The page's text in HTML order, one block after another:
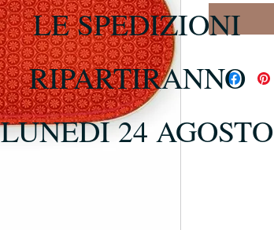
LE SPEDIZIONI
RIPARTIRANNO
LUNEDI 24 AGOSTO